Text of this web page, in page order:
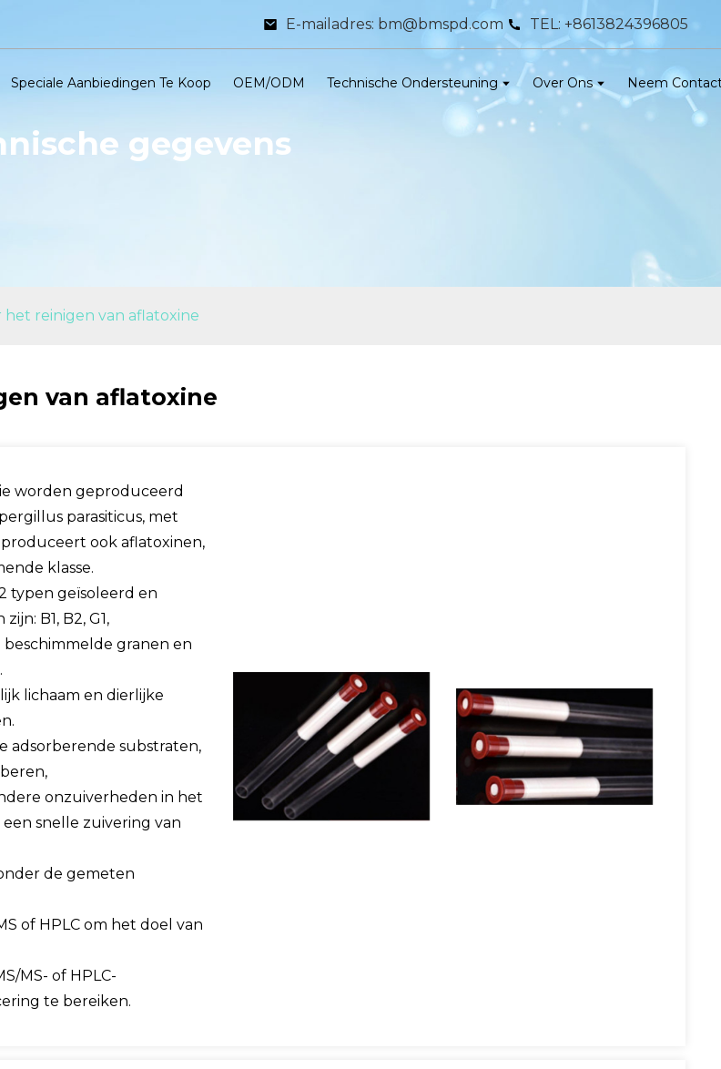
E-mailadres: bm@bmspd.com TEL: +8613824396805
Speciale Aanbiedingen Te Koop OEM/ODM Technische Ondersteuning Over Ons Neem
gegevens
reinigen van aflatoxine
van aflatoxine
worden geproduceerd
parasiticus, met
ook aflatoxinen,
klasse.
typen geïsoleerd en
B1, B2, G1,
beschimmelde granen en
lichaam en dierlijke
adsorberende substraten,
onzuiverheden in het
​​snelle zuivering van
de gemeten
of HPLC om het doel van
MS- of HPLC-
te bereiken.